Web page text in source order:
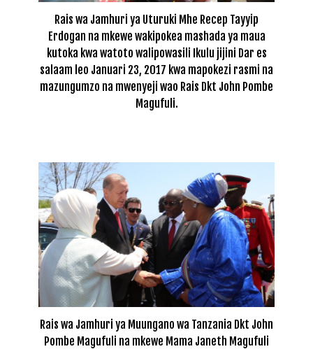
Rais wa Jamhuri ya Uturuki Mhe Recep Tayyip
Erdogan na mkewe wakipokea mashada ya maua
kutoka kwa watoto walipowasili Ikulu jijini Dar es
salaam leo Januari 23, 2017 kwa mapokezi rasmi na
mazungumzo na mwenyeji wao Rais Dkt John Pombe
Magufuli.
Rais wa Jamhuri ya Muungano wa Tanzania Dkt John
Pombe Magufuli na mkewe Mama Janeth Magufuli